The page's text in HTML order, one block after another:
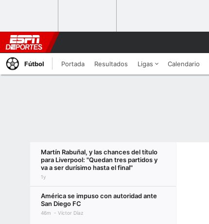
Fútbol Portada Resultados Ligas Calendario
Martín Rabuñal, y las chances del título
para Liverpool: "Quedan tres partidos y
va a ser durísimo hasta el final"
1y
América se impuso con autoridad ante
San Diego FC
46m Víctor Díaz